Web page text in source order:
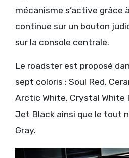
mécanisme s’active grâce
continue sur un bouton
sur la console centrale.
Le roadster est proposé
sept coloris : Soul Red,
Arctic White, Crystal White
Jet Black ainsi que le tout
Gray.